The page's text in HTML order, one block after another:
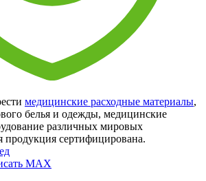
медицинские расходные материалы,
белья и одежды, медицинские
различных мировых
продукция сертифицирована.
MAX